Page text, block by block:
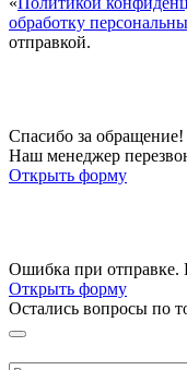
обработку
отправкой.
Спасибо за обращение!
Наш менеджер
Открыть форму
Ошибка при отправке.
Открыть форму
Остались вопросы по